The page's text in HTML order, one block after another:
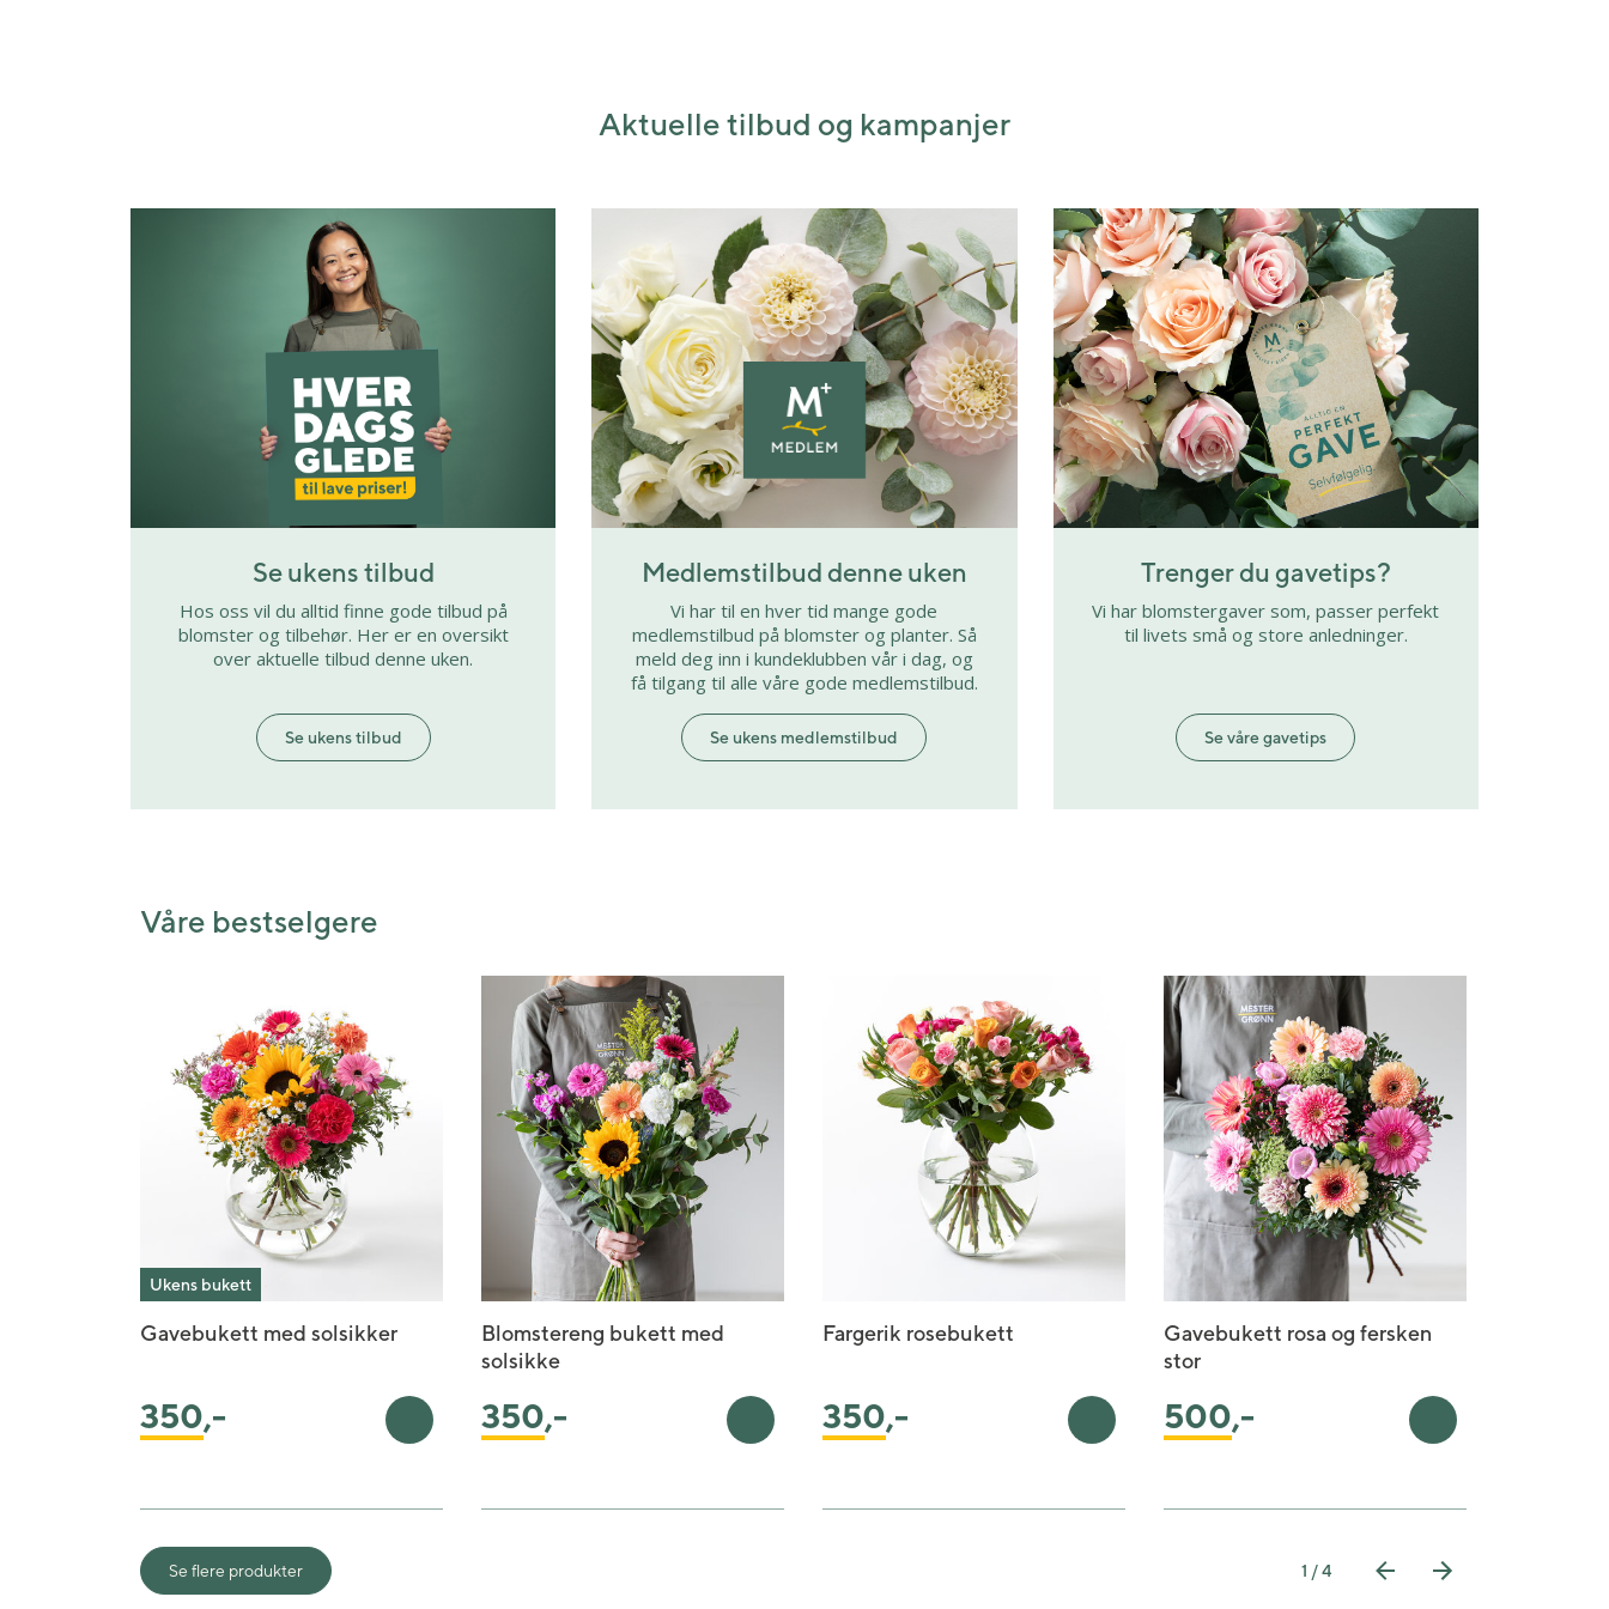
Shared post Time
Aktuelle tilbud og kampanjer
Se ukens tilbud
Hos oss vil du alltid finne gode tilbud på
blomster og tilbehør. Her er en oversikt
over aktuelle tilbud denne uken.
Se ukens tilbud
Medlemstilbud denne uken
Vi har til en hver tid mange gode
medlemstilbud på blomster og planter. Så
meld deg inn i kundeklubben vår i dag, og
få tilgang til alle våre gode medlemstilbud.
Se ukens medlemstilbud
Trenger du gavetips?
Vi har blomstergaver som, passer perfekt
til livets små og store anledninger.
Se våre gavetips
Våre bestselgere
Ukens bukett
Gavebukett med solsikker
350,- Legg i handlekurv
Blomstereng bukett med
solsikke
350,- Legg i handlekurv
Fargerik rosebukett
350,- Legg i handlekurv
Gavebukett rosa og fersken
stor
500,- Legg i handlekurv
1 / 4
Se flere produkter